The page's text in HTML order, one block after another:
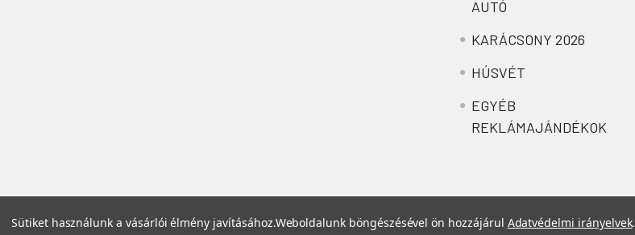
AUTÓ
KARÁCSONY 2026
HÚSVÉT
EGYÉB
REKLÁMAJÁNDÉKOK
©2026Zefi.
Sütiket használunk a vásárlói élmény javításához.Weboldalunk böngészésével ön hozzájárul Adatvédelmi irányelvek.